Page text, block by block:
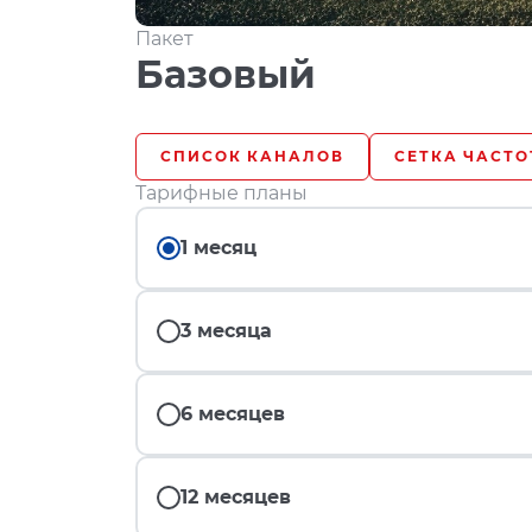
Пакет
Базовый
СПИСОК КАНАЛОВ СЕТКА
Тарифные планы
1 месяц
3 месяца
6 месяцев
12 месяцев